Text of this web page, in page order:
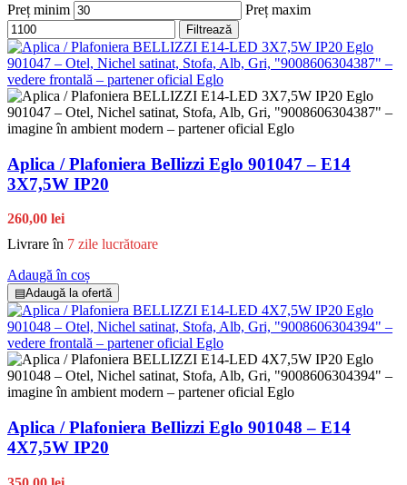
Preț minim Preț maxim
Filtrează
Aplica / Plafoniera BeIlizzi Eglo 901047 – E14
3X7,5W IP20
260,00 lei
Livrare în 7 zile lucrătoare
Adaugă în coș
▤Adaugă la ofertă
Aplica / Plafoniera BeIlizzi Eglo 901048 – E14
4X7,5W IP20